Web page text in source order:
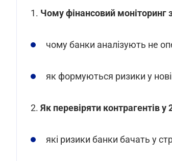
1. Чому фінансовий моніторинг
чому банки аналізують не
як формуються ризики у
2. Як перевіряти контрагентів
які ризики банки бачать у